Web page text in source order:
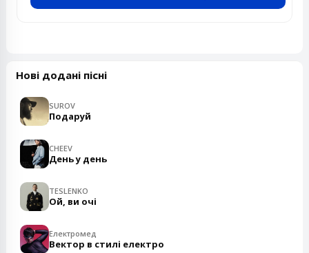
Нові додані пісні
SUROV
Подаруй
CHEEV
День у день
TESLENKO
Ой, ви очі
Електромед
Вектор в стилі електро